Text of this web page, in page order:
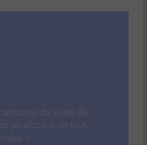
de sujets de
sa place à un tout
».